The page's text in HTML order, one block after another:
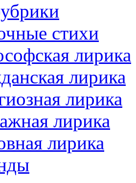
стихи
лирика
лирика
лирика
лирика
лирика